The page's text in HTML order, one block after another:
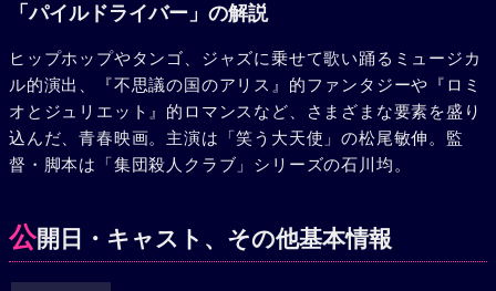
の爆弾が埋め込まれている。ソーイチとセイジ、デイブ、リ
中の教官鬼ハム（麿赤兒）に、ヤクザのイロハをたたき込ま
れる。それをこなすうちに4人はお互いにそれぞれが抱えて
いる過去や動機を知るようになり、ソーイチは鬼ハムに「ハ
ッタリでもいいから自信を持て！」と個人的に指導を受ける
が……。
「パイルドライバー」の解説
ヒップホップやタンゴ、ジャズに乗せて歌い踊るミュージカ
ル的演出、『不思議の国のアリス』的ファンタジーや『ロミ
オとジュリエット』的ロマンスなど、さまざまな要素を盛り
込んだ、青春映画。主演は「笑う大天使」の松尾敏伸。監
督・脚本は「集団殺人クラブ」シリーズの石川均。
公開日・キャスト、その他基本情報